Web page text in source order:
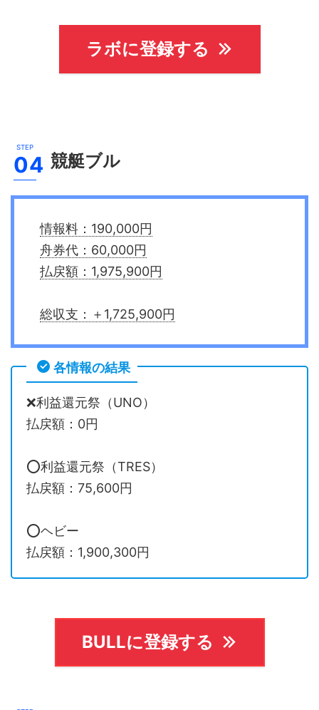
ラボに登録する
競艇ブル
情報料：190,000円
舟券代：60,000円
払戻額：1,975,900円
総収支：＋1,725,900円
各情報の結果
❌利益還元祭（UNO）
払戻額：0円
⭕️利益還元祭（TRES）
払戻額：75,600円
⭕️ヘビー
払戻額：1,900,300円
BULLに登録する